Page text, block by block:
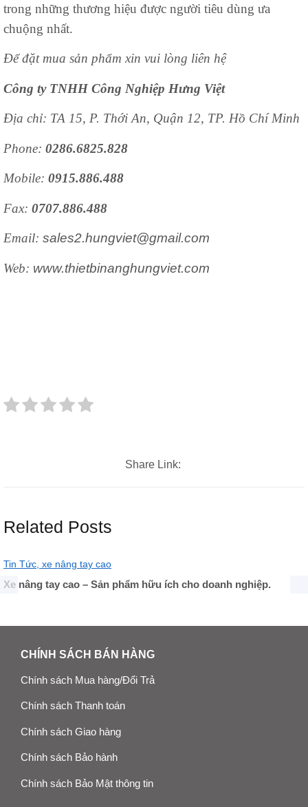
trong những thương hiệu được người tiêu dùng ưa
chuộng nhất.
Để đặt mua sản phẩm xin vui lòng liên hệ
Công ty TNHH Công Nghiệp Hưng Việt
Địa chỉ: TA 15, P. Thới An, Quận 12, TP. Hồ Chí Minh
Phone: 0286.6825.828
Mobile: 0915.886.488
Fax: 0707.886.488
Email: sales2.hungviet@gmail.com
Web: www.thietbinanghungviet.com
Share Link:
Related Posts
Tin Tức, xe nâng tay cao
Xe nâng tay cao – Sản phẩm hữu ích cho doanh nghiệp.
CHÍNH SÁCH BÁN HÀNG
Chính sách Mua hàng/Đổi Trả
Chính sách Thanh toán
Chính sách Giao hàng
Chính sách Bảo hành
Chính sách Bảo Mật thông tin